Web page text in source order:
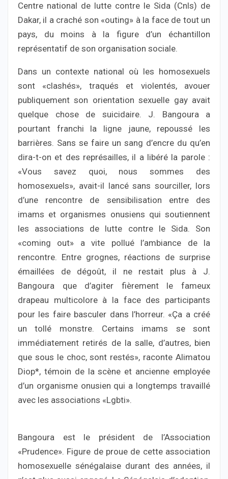
Centre national de lutte contre le Sida (Cnls) de
Dakar, il a craché son «outing» à la face de tout un
pays, du moins à la figure d’un échantillon
représentatif de son organisation sociale.
Dans un contexte national où les homosexuels
sont «clashés», traqués et violentés, avouer
publiquement son orientation sexuelle gay avait
quelque chose de suicidaire. J. Bangoura a
pourtant franchi la ligne jaune, repoussé les
barrières. Sans se faire un sang d’encre du qu’en
dira-t-on et des représailles, il a libéré la parole :
«Vous savez quoi, nous sommes des
homosexuels», avait-il lancé sans sourciller, lors
d’une rencontre de sensibilisation entre des
imams et organismes onusiens qui soutiennent
les associations de lutte contre le Sida. Son
«coming out» a vite pollué l’ambiance de la
rencontre. Entre grognes, réactions de surprise
émaillées de dégoût, il ne restait plus à J.
Bangoura que d’agiter fièrement le fameux
drapeau multicolore à la face des participants
pour les faire basculer dans l’horreur. «Ça a créé
un tollé monstre. Certains imams se sont
immédiatement retirés de la salle, d’autres, bien
que sous le choc, sont restés», raconte Alimatou
Diop*, témoin de la scène et ancienne employée
d’un organisme onusien qui a longtemps travaillé
avec les associations «Lgbti».
Bangoura est le président de l’Association
«Prudence». Figure de proue de cette association
homosexuelle sénégalaise durant des années, il